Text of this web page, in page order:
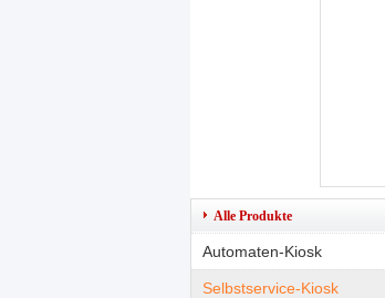
Alle Produkte
Automaten-Kiosk
Selbstservice-Kiosk